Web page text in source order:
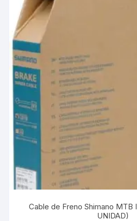
Cable de Freno Shimano MTB Inoxidable Caja (X
UNIDAD)